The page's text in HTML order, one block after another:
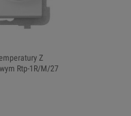
Z
Rtp-1R/M/27